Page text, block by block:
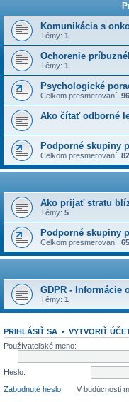
Komunikácia s
Témy: 1
Ochorenie
Témy: 1
Psychologické
Celkom presmerovaní:
Ako čítať odborné
Podporné skupiny
Celkom presmerovaní:
Ako prijať stratu
Témy: 5
Podporné skupiny
Celkom presmerovaní:
GDPR - Informácie
Témy: 1
PRIHLÁSIŤ SA • VYTVORIŤ
Používateľské meno:
Heslo:
Zabudnuté heslo
V budúcnosti